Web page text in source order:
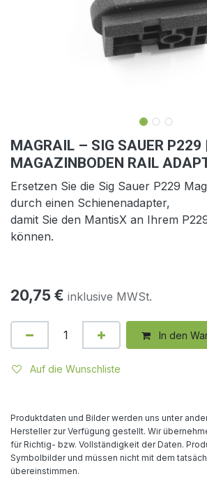
MAGRAIL – SIG SAUER P229 |
MAGAZINBODEN RAIL
Ersetzen Sie die Sig Sauer P229
durch einen Schienenadapter,
damit Sie den MantisX an Ihrem
können.
20,75 € inklusive MWSt.
In den
Auf die Wunschliste
Produktdaten und Bilder werden uns unter
Hersteller zur Verfügung gestellt. Wir
für Richtig- bzw. Vollständigkeit der Daten.
Symbolbilder und müssen nicht mit dem
übereinstimmen.